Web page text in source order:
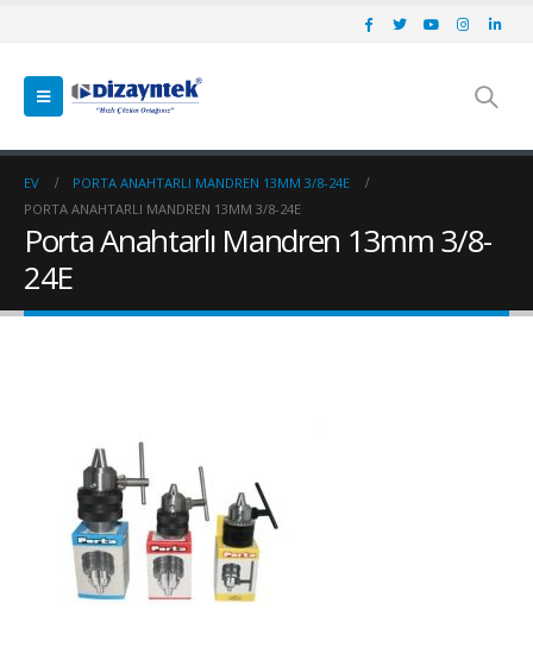
EV
PORTA ANAHTARLI MANDREN 13MM 3/8-24E
PORTA ANAHTARLI MANDREN 13MM 3/8-24E
Porta Anahtarlı Mandren 13mm 3/8-
24E